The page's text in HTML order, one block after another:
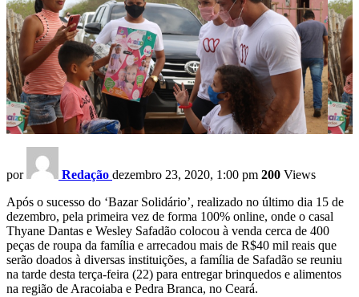
por Redação dezembro 23, 2020, 1:00 pm 200 Views
Após o sucesso do ‘Bazar Solidário’, realizado no último dia 15 de
dezembro, pela primeira vez de forma 100% online, onde o casal
Thyane Dantas e Wesley Safadão colocou à venda cerca de 400
peças de roupa da família e arrecadou mais de R$40 mil reais que
serão doados à diversas instituições, a família de Safadão se reuniu
na tarde desta terça-feira (22) para entregar brinquedos e alimentos
na região de Aracoiaba e Pedra Branca, no Ceará.